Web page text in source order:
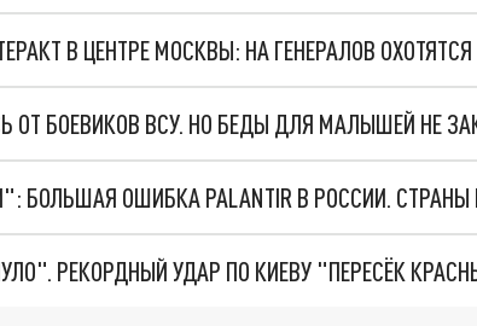
В ЦЕНТРЕ МОСКВЫ: НА ГЕНЕРАЛОВ
ОТ БОЕВИКОВ ВСУ. НО БЕДЫ ДЛЯ МАЛЫШЕЙ НЕ